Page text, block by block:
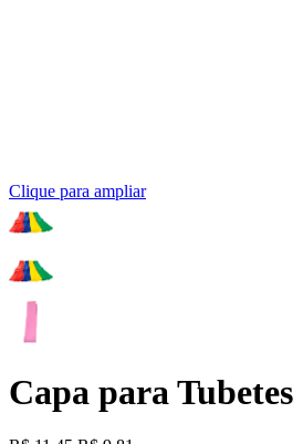
Clique para ampliar
Capa para